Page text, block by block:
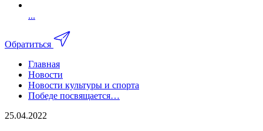
...
Обратиться
Главная
Новости
Новости культуры и спорта
Победе посвящается…
25.04.2022